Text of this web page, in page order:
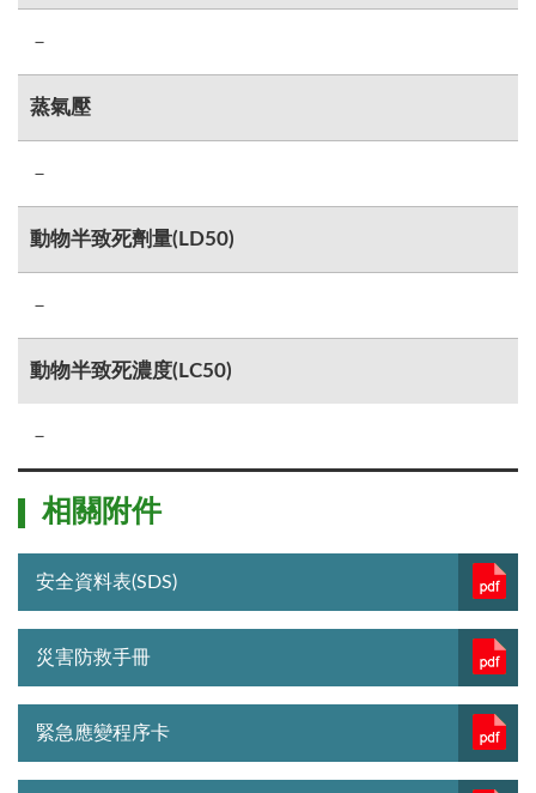
－
蒸氣壓
－
動物半致死劑量(LD50)
－
動物半致死濃度(LC50)
－
相關附件
安全資料表(SDS)
災害防救手冊
緊急應變程序卡